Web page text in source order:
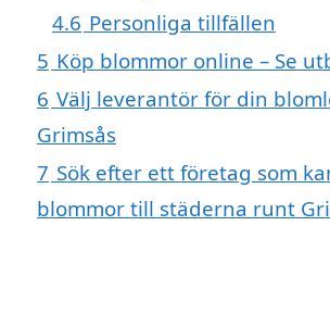
4.6 Personliga tillfällen
5 Köp blommor online – Se
6 Välj leverantör för din
Grimsås
7 Sök efter ett företag som
blommor till städerna runt